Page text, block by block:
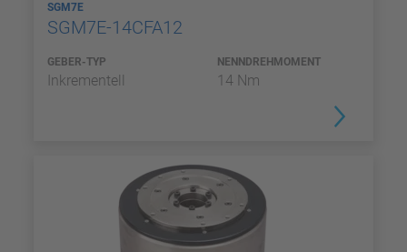
SGM7E
SGM7E-14CFA12
GEBER-TYP
Inkrementell
NENNDREHMOMENT
14 Nm